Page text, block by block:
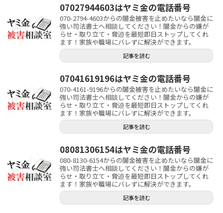
07027944603はヤミ金の電話番号
070-2794-4603からの闇金被害を止めたいなら闇金に
強い司法書士へ相談してください！闇金からの嫌が
らせ・取り立て・脅迫を最短即日ストップしてくれ
ます！家族や職場にバレずに解決ができます。
記事を読む
07041619196はヤミ金の電話番号
070-4161-9196からの闇金被害を止めたいなら闇金に
強い司法書士へ相談してください！闇金からの嫌が
らせ・取り立て・脅迫を最短即日ストップしてくれ
ます！家族や職場にバレずに解決ができます。
記事を読む
08081306154はヤミ金の電話番号
080-8130-6154からの闇金被害を止めたいなら闇金に
強い司法書士へ相談してください！闇金からの嫌が
らせ・取り立て・脅迫を最短即日ストップしてくれ
ます！家族や職場にバレずに解決ができます。
記事を読む